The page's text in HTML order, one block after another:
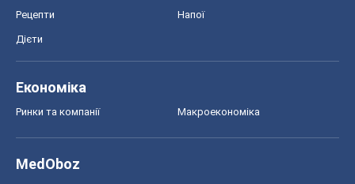
Рецепти Напої
Дієти
Економіка
Ринки та компанії Макроекономіка
MedOboz